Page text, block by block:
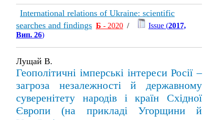
International relations of Ukraine: scientific
searches and findings Б - 2020 / Issue (2017,
Вип. 26)
Лущай В.
Геополітичні імперські інтереси Росії –
загроза незалежності й державному
суверенітету народів і країн Східної
Європи (на прикладі Угорщини й